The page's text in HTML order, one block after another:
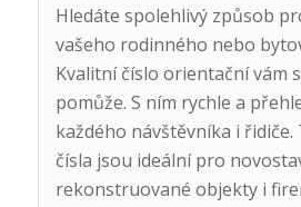
Hledáte spolehlivý způsob
vašeho rodinného nebo
Kvalitní číslo orientační vám
pomůže. S ním rychle a
každého návštěvníka i
čísla jsou ideální pro
rekonstruované objekty i